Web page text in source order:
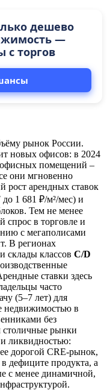
дешево
—
с торгов
рынок России.
новых офисов: в 2024
офисных помещений –
они мгновенно
рост арендных ставок
до 1 681 ₽/м²/мес) и
Тем не менее
спрос в торговле и
с мегаполисами
В регионах
склады классов C/D
ставки здесь
часто
(5–7 лет) для
недвижимостью в
без
рынки
ликвидностью:
дорогой CRE-рынок,
дефиците продукта, а
с менее динамичной,